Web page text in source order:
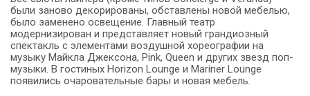
были заново декорированы, обставлены новой мебелью,
было заменено освещение. Главный театр
модернизирован и представляет новый грандиозный
спектакль с элементами воздушной хореографии на
музыку Майкла Джексона, Pink, Queen и других звезд поп-
музыки. В гостиных Horizon Lounge и Mariner Lounge
появились очаровательные бары и новая мебель.